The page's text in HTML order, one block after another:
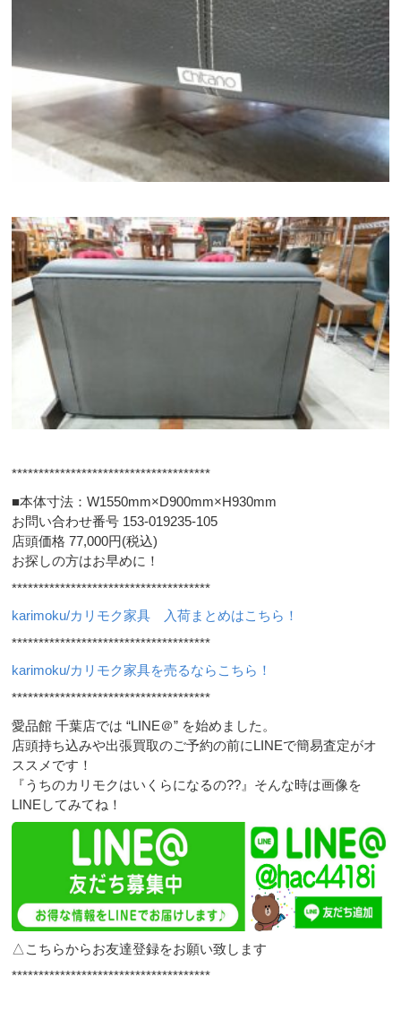
*************************************
■本体寸法：W1550mm×D900mm×H930mm
お問い合わせ番号 153-019235-105
店頭価格 77,000円(税込)
お探しの方はお早めに！
*************************************
karimoku/カリモク家具 入荷まとめはこちら！
*************************************
karimoku/カリモク家具を売るならこちら！
*************************************
愛品館 千葉店では “LINE＠” を始めました。
店頭持ち込みや出張買取のご予約の前にLINEで簡易査定がオ
ススメです！
『うちのカリモクはいくらになるの??』そんな時は画像を
LINEしてみてね！
△こちらからお友達登録をお願い致します
*************************************